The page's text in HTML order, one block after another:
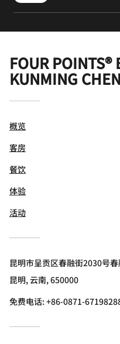
FOUR POINTS®
KUNMING
概览
客房
餐饮
体验
活动
昆明市呈贡区春融街2030号
昆明, 云南, 650000
免费电话:+86-0871-